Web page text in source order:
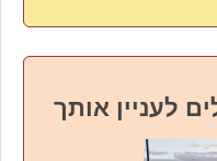
לעניין אותך